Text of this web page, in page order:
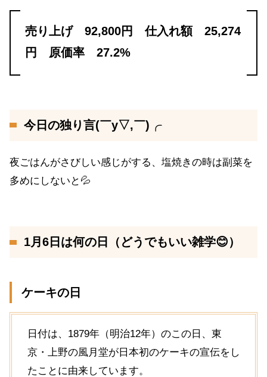
売り上げ 92,800円 仕入れ額 25,274
円 原価率 27.2%
今日の独り言(￣y▽,￣)╭
夜ごはんがさびしい感じがする、塩焼きの時は副菜を
多めにしないと💦
1月6日は何の日（どうでもいい雑学😊）
ケーキの日
日付は、1879年（明治12年）のこの日、東
京・上野の風月堂が日本初のケーキの宣伝をし
たことに由来しています。